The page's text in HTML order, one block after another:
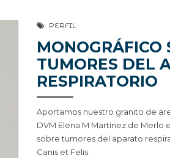
PERFIL
MONOGRÁFICO
TUMORES DEL
RESPIRATORIO
Aportamos nuestro granito de
DVM Elena M Martinez de Merlo
sobre tumores del aparato
Canis et Felis.